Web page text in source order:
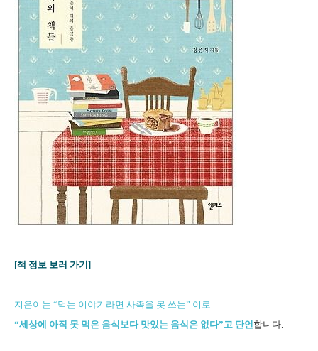
[책 정보 보러 가기]
지은이는 “먹는 이야기라면 사족을 못 쓰는” 이로
“세상에 아직 못 먹은 음식보다 맛있는 음식은 없다”고 단언합니다.